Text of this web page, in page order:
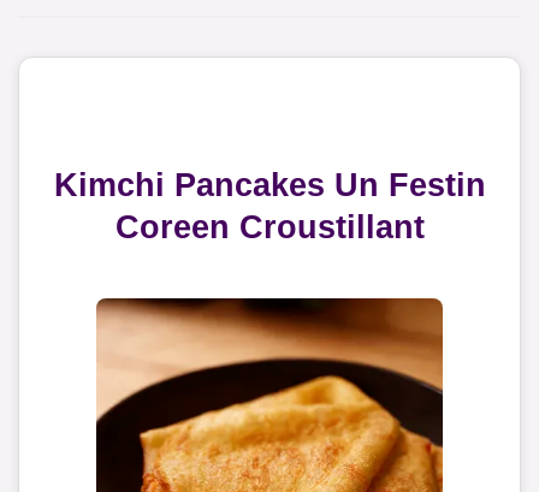
Kimchi Pancakes Un Festin
Coreen Croustillant